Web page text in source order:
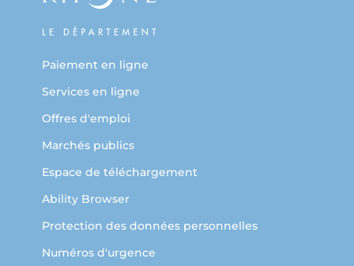
Paiement en ligne
Services en ligne
Offres d'emploi
Marchés publics
Espace de téléchargement
Ability Browser
Protection des données personnelles
Numéros d'urgence